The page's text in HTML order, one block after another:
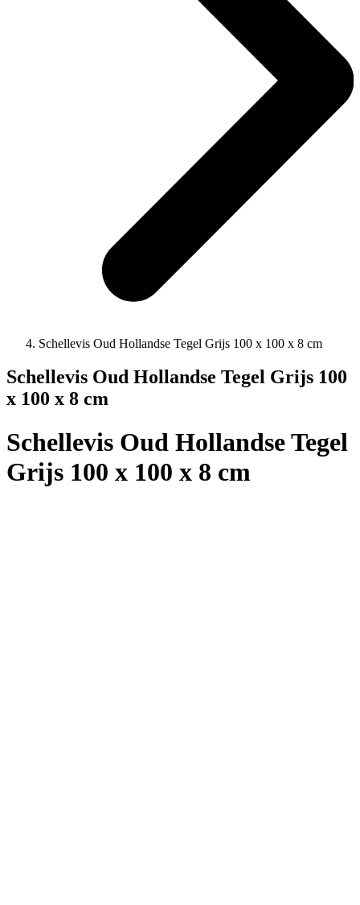
Schellevis Oud Hollandse Tegel Grijs 100 x 100 x 8 cm
Schellevis Oud Hollandse Tegel Grijs 100
x 100 x 8 cm
Schellevis Oud Hollandse Tegel
Grijs 100 x 100 x 8 cm